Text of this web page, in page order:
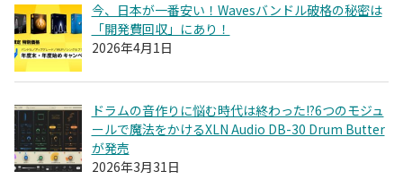
今、日本が一番安い！Wavesバンドル破格の秘密は
「開発費回収」にあり！
2026年4月1日
ドラムの音作りに悩む時代は終わった!?6つのモジュ
ールで魔法をかけるXLN Audio DB-30 Drum Butter
が発売
2026年3月31日